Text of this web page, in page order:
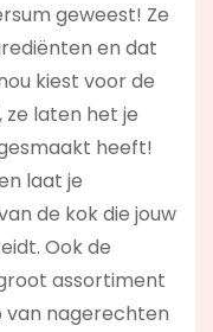
geweest! Ze
en dat
kiest voor de
ze laten het je
heeft!
laat je
de kok die jouw
Ook de
assortiment
van nagerechten